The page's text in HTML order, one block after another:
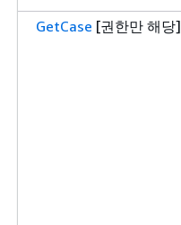
GetCase [권한만 해당]